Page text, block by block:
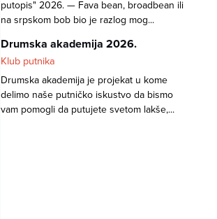
putopis" 2026. — Fava bean, broadbean ili
na srpskom bob bio je razlog mog...
Drumska akademija 2026.
Klub putnika
Drumska akademija je projekat u kome
delimo naše putničko iskustvo da bismo
vam pomogli da putujete svetom lakše,...